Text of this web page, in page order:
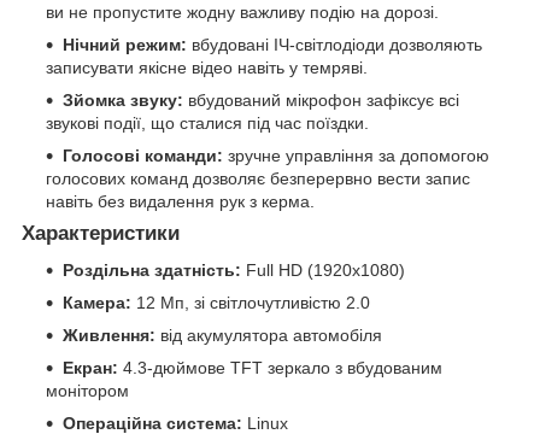
ви не пропустите жодну важливу подію на дорозі.
Нічний режим: вбудовані ІЧ-світлодіоди дозволяють
записувати якісне відео навіть у темряві.
Зйомка звуку: вбудований мікрофон зафіксує всі
звукові події, що сталися під час поїздки.
Голосові команди: зручне управління за допомогою
голосових команд дозволяє безперервно вести запис
навіть без видалення рук з керма.
Характеристики
Роздільна здатність: Full HD (1920x1080)
Камера: 12 Мп, зі світлочутливістю 2.0
Живлення: від акумулятора автомобіля
Екран: 4.3-дюймове TFT зеркало з вбудованим
монітором
Операційна система: Linux